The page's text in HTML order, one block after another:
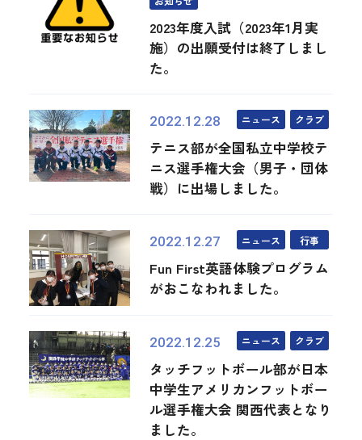
2023年度入試（2023年1月実
施）の出願受付は終了しまし
た。
2022.12.28 ニュース クラブ
テニス部が全国私立中学校テ
ニス選手権大会（男子・団体
戦）に出場しました。
2022.12.27 ニュース 行事
Fun First英語体験プログラム
がおこなわれました。
2022.12.25 ニュース クラブ
タッチフットボール部が日本
中学生アメリカンフットボー
ル選手権大会 関西代表となり
ました。